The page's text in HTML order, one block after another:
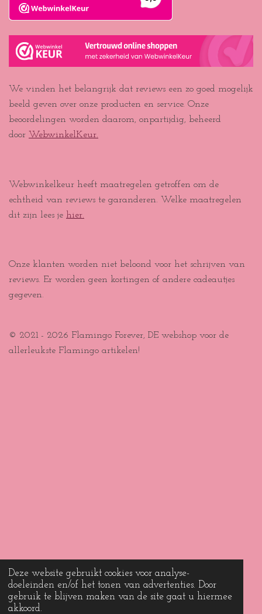
Deze website gebruikt cookies voor analyse-
doeleinden en/of het tonen van advertenties. Door
gebruik te blijven maken van de site gaat u hiermee
akkoord.
We vinden het belangrijk dat reviews een zo goed mogelijk
beeld geven over onze producten en service. Onze
beoordelingen worden daarom, onpartijdig, beheerd
door WebwinkelKeur.
Webwinkelkeur heeft maatregelen getroffen om de
echtheid van reviews te garanderen. Welke maatregelen
dit zijn lees je hier.
Onze klanten worden niet beloond voor het schrijven van
reviews. Er worden geen kortingen of andere cadeautjes
gegeven.
© 2021 - 2026 Flamingo Forever, DE webshop voor de
allerleukste Flamingo artikelen!